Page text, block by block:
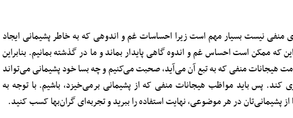
منفی نیست بسیار مهم است زیرا احساسات غم و اندوهی که به خاطر پشیمانی ایجاد
که ممکن است احساس غم و اندوه گاهی پایدار بماند و ما در گذشته بمانیم. بنابراین
منفی که به تبع آن می‌آید، صحبت می‌کنیم و چه بسا خود پشیمانی می‌تواند
کند. پس باید مواظب هیجانات منفی که از پشیمانی برمی‌خیزد، باشیم. با توجه به
پشیمانی‌تان در هر موضوعی، نهایت استفاده را ببرید و تجربه‌ای گران‌بها کسب کنید.